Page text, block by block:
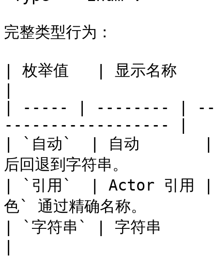
完整类型行为：
| 枚举值   | 显示名称
| ----- | -------- |
------------------ |
| `自动`  | 自动       | 推
后回退到字符串。
| `引用`  | Actor 引用 |
色` 通过精确名称。
| `字符串` | 字符串      |